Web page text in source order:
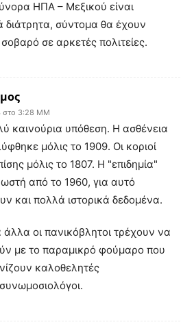
ΗΠΑ – Μεξικού είναι
διάτρητα, σύντομα θα έχουν
σε αρκετές πολιτείες.
στο 3:28 ΜΜ
καινούρια υπόθεση. Η ασθένεια
μόλις το 1909. Οι κοριοί
μόλις το 1807. Η "επιδημία"
από το 1960, για αυτό
και πολλά ιστορικά δεδομένα.
άλλα οι πανικόβλητοι τρέχουν να
με το παραμικρό φούμαρο που
καλοθελητές